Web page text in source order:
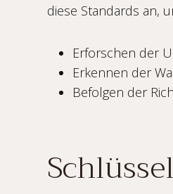
diese Standards an,
Erforschen der
Erkennen der
Befolgen der